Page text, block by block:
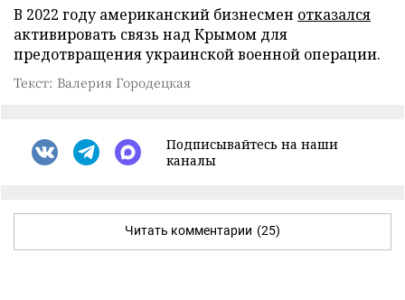
В 2022 году американский бизнесмен отказался
активировать связь над Крымом для
предотвращения украинской военной операции.
Текст: Валерия Городецкая
Подписывайтесь на наши
каналы
Читать комментарии (25)